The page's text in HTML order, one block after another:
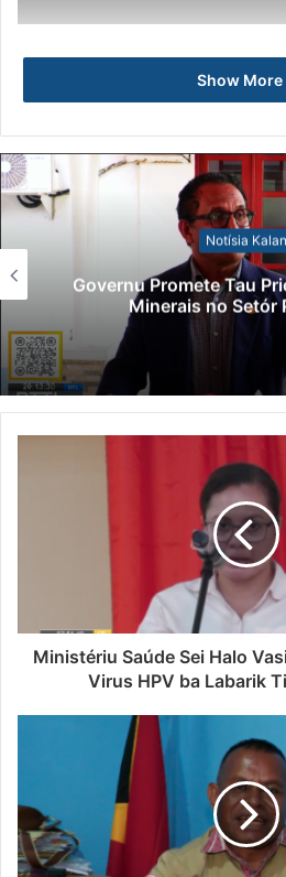
Show More
Notísia Kalan
Governu Promete Tau
Minerais no Setór
Ministériu Saúde Sei Halo
Virus HPV ba Labarik